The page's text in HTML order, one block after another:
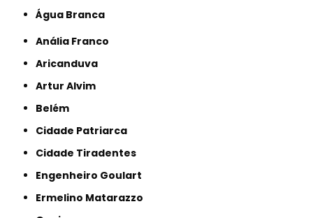
Água Branca
Anália Franco
Aricanduva
Artur Alvim
Belém
Cidade Patriarca
Cidade Tiradentes
Engenheiro Goulart
Ermelino Matarazzo